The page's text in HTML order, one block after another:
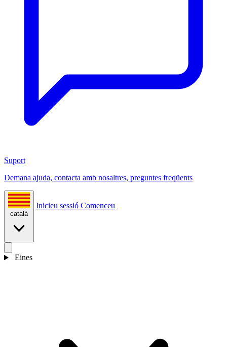
Suport
Demana ajuda, contacta amb nosaltres, preguntes freqüents
català
Inicieu sessió Comenceu
Eines